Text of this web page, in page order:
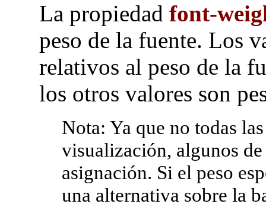
La propiedad font-
peso de la fuente. Los
relativos al peso de la
los otros valores son
Nota: Ya que no todas
visualización, algunos
asignación. Si el peso
una alternativa sobre la